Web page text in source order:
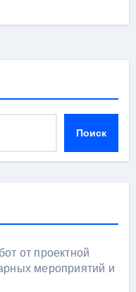
Поиск
от проектной
мероприятий и